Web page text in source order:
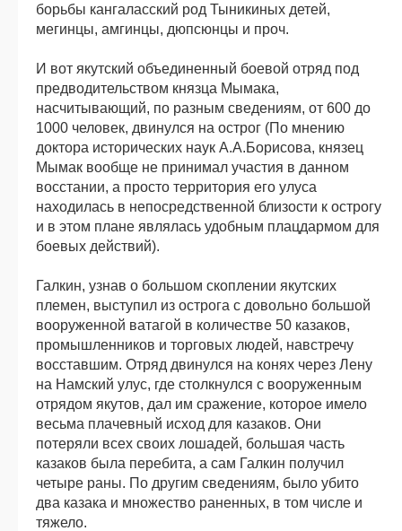
борьбы кангаласский род Тыникиных детей,
мегинцы, амгинцы, дюпсюнцы и проч.
И вот якутский объединенный боевой отряд под
предводительством князца Мымака,
насчитывающий, по разным сведениям, от 600 до
1000 человек, двинулся на острог (По мнению
доктора исторических наук А.А.Борисова, князец
Мымак вообще не принимал участия в данном
восстании, а просто территория его улуса
находилась в непосредственной близости к острогу
и в этом плане являлась удобным плацдармом для
боевых действий).
Галкин, узнав о большом скоплении якутских
племен, выступил из острога с довольно большой
вооруженной ватагой в количестве 50 казаков,
промышленников и торговых людей, навстречу
восставшим. Отряд двинулся на конях через Лену
на Намский улус, где столкнулся с вооруженным
отрядом якутов, дал им сражение, которое имело
весьма плачевный исход для казаков. Они
потеряли всех своих лошадей, большая часть
казаков была перебита, а сам Галкин получил
четыре раны. По другим сведениям, было убито
два казака и множество раненных, в том числе и
тяжело.